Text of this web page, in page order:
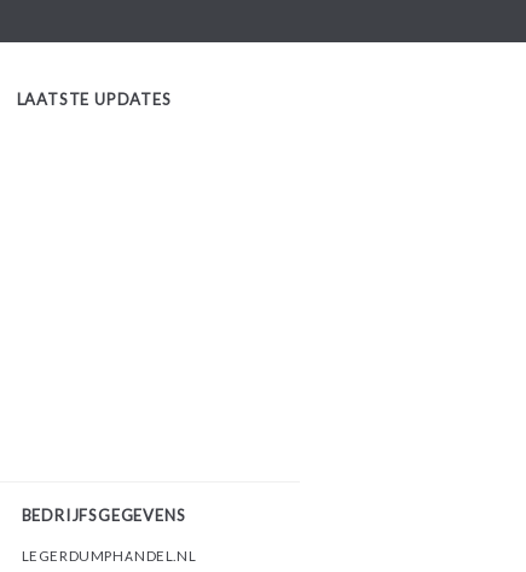
LAATSTE UPDATES
BEDRIJFSGEGEVENS
LEGERDUMPHANDEL.NL